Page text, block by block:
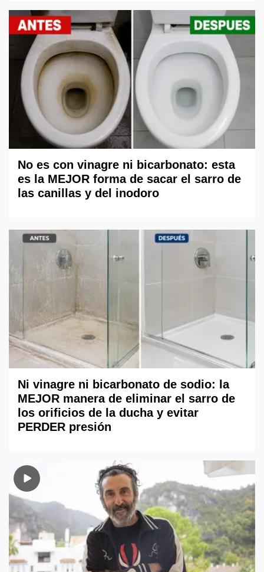
No es con vinagre ni bicarbonato: esta
es la MEJOR forma de sacar el sarro de
las canillas y del inodoro
Ni vinagre ni bicarbonato de sodio: la
MEJOR manera de eliminar el sarro de
los orificios de la ducha y evitar
PERDER presión